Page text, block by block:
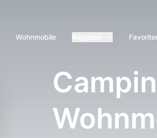
Wohnmobile